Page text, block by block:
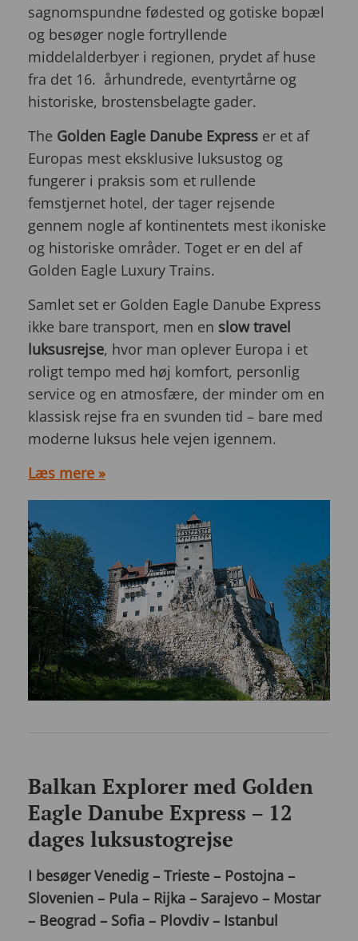
sagnomspundne fødested og gotiske bopæl
og besøger nogle fortryllende
middelalderbyer i regionen, prydet af huse
fra det 16. århundrede, eventyrtårne og
historiske, brostensbelagte gader.
The Golden Eagle Danube Express er et af
Europas mest eksklusive luksustog og
fungerer i praksis som et rullende
femstjernet hotel, der tager rejsende
gennem nogle af kontinentets mest ikoniske
og historiske områder. Toget er en del af
Golden Eagle Luxury Trains.
Samlet set er Golden Eagle Danube Express
ikke bare transport, men en slow travel
luksusrejse, hvor man oplever Europa i et
roligt tempo med høj komfort, personlig
service og en atmosfære, der minder om en
klassisk rejse fra en svunden tid – bare med
moderne luksus hele vejen igennem.
Læs mere »
Balkan Explorer med Golden
Eagle Danube Express – 12
dages luksustogrejse
I besøger Venedig – Trieste – Postojna –
Slovenien – Pula – Rijka – Sarajevo – Mostar
– Beograd – Sofia – Plovdiv – Istanbul